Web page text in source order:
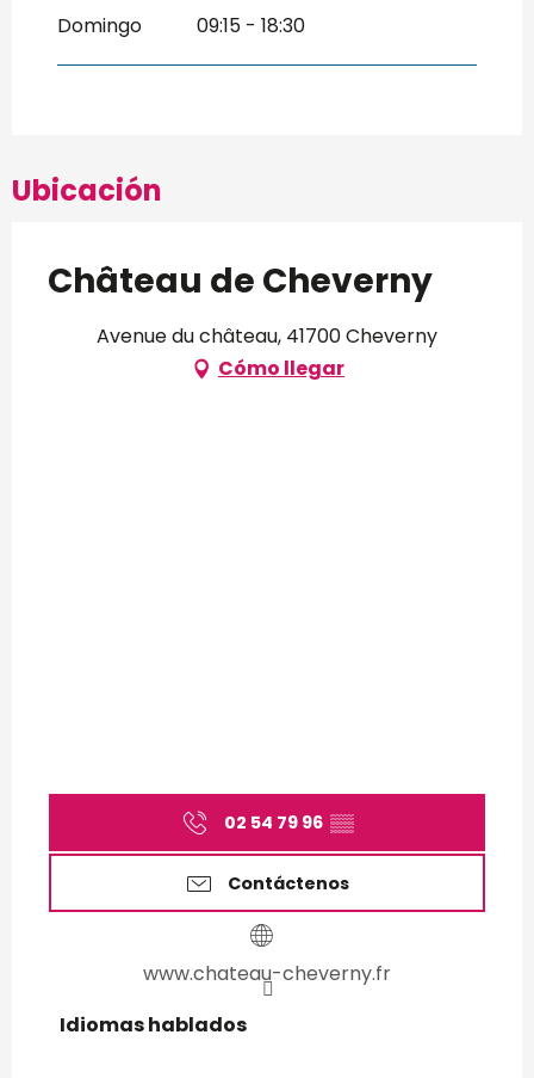
Domingo 09:15 - 18:30
Ubicación
Château de Cheverny
Avenue du château, 41700 Cheverny
Cómo llegar
02 54 79 96 ▒▒
Contáctenos
www.chateau-cheverny.fr
Idiomas hablados
Idiomas hablados